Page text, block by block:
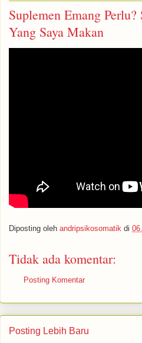
Suplemen Emang
Yang Saya Makan
Diposting oleh andripsikosomatik di
Tidak ada komentar:
Posting Komentar
Posting Lebih Baru